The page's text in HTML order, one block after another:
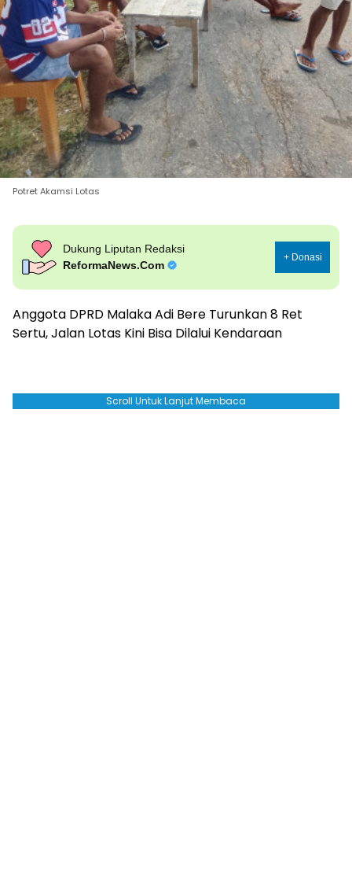
Potret Akamsi Lotas
Dukung Liputan Redaksi
ReformaNews.Com
+ Donasi
Anggota DPRD Malaka Adi Bere Turunkan 8 Ret
Sertu, Jalan Lotas Kini Bisa Dilalui Kendaraan
Scroll Untuk Lanjut Membaca